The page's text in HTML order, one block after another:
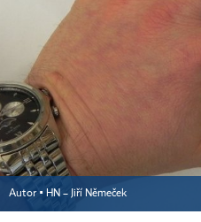
Autor ▪ HN – Jiří Němeček